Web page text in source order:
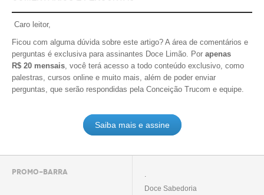
Caro leitor,
Ficou com alguma dúvida sobre este artigo? A área de comentários e
perguntas é exclusiva para assinantes Doce Limão. Por apenas
R$ 20 mensais, você terá acesso a todo conteúdo exclusivo, como
palestras, cursos online e muito mais, além de poder enviar
perguntas, que serão respondidas pela Conceição Trucom e equipe.
Saiba mais e assine
PROMO-BARRA
.
Doce Sabedoria